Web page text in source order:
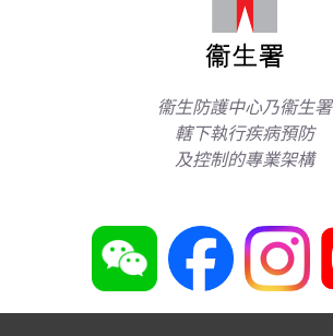
衞生防護中心乃衞生署
轄下執行疾病預防
及控制的專業架構